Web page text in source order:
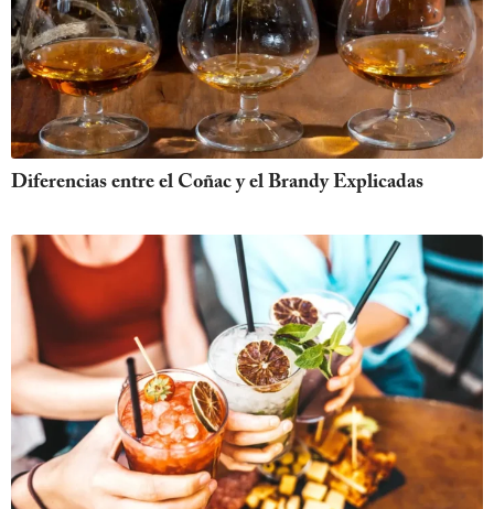
Diferencias entre el Coñac y el Brandy Explicadas